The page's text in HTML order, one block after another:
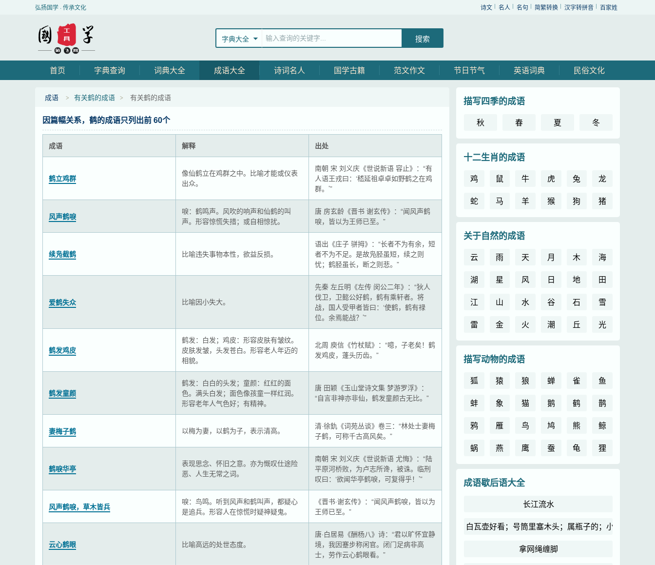
弘扬国学 · 传承文化 诗文 名人 名句 简繁转换 汉字转拼音 百家姓
字典大全
首页 字典查询 词典大全 成语大全 诗词名人 国学古籍 范文作文 节日节气 英语词典 民俗文化
成语 有关鹤的成语 有关鹤的成语
因篇幅关系，鹤的成语只列出前 60个
成语 解释 出处
鹤立鸡群
像仙鹤立在鸡群之中。比喻才能或仪表
出众。
南朝 宋 刘义庆《世说新语 容止》：“有
人语王戎曰：‘嵇延祖卓卓如野鹤之在鸡
群。’”
风声鹤唳
唳：鹤鸣声。风吹的响声和仙鹤的叫
声。形容惊慌失措；或自相惊扰。
唐 房玄龄《晋书 谢玄传》：“闻风声鹤
唳，皆以为王师已至。”
续凫截鹤 比喻违失事物本性，欲益反损。
语出《庄子 骈拇》：“长者不为有余，短
者不为不足。是故凫胫虽短，续之则
忧；鹤胫虽长，断之则悲。”
爱鹤失众 比喻因小失大。
先秦 左丘明《左传 闵公二年》：“狄人
伐卫，卫懿公好鹤，鹤有乘轩者。将
战，国人受甲者皆曰：‘使鹤，鹤有禄
位。余焉能战？’”
鹤发鸡皮
鹤发：白发；鸡皮：形容皮肤有皱纹。
皮肤发皱，头发苍白。形容老人年迈的
相貌。
北周 庾信《竹杖赋》：“噫，子老矣！鹤
发鸡皮，蓬头历齿。”
鹤发童颜
鹤发：白白的头发；童颜：红红的面
色。满头白发；面色像孩童一样红润。
形容老年人气色好；有精神。
唐 田颖《玉山堂诗文集 梦游罗浮》：
“自言非神亦非仙，鹤发童颜古无比。”
妻梅子鹤 以梅为妻，以鹤为子，表示清高。
清·徐釚《词苑丛谈》卷三：“林处士妻梅
子鹤，可称千古高风矣。”
鹤唳华亭
表现思念、怀旧之意。亦为慨叹仕途险
恶、人生无常之词。
南朝 宋 刘义庆《世说新语 尤悔》：“陆
平原河桥败，为卢志所谗，被诛。临刑
叹曰：‘欲闻华亭鹤唳，可复得乎！’”
风声鹤唳，草木皆兵
唳：鸟鸣。听到风声和鹤叫声，都疑心
是追兵。形容人在惊慌时疑神疑鬼。
《晋书·谢玄传》：“闻风声鹤唳，皆以为
王师已至。”
云心鹤眼 比喻高远的处世态度。
唐·白居易《酬杨八》诗：“君以旷怀宜静
境，我因蹇步称闲官。闭门足病非高
士，劳作云心鹤眼看。”
描写四季的成语
秋 春 夏 冬
十二生肖的成语
鸡 鼠 牛 虎 兔
龙
蛇
马 羊 猴 狗 猪
关于自然的成语
云 雨 天 月 木
海
湖
星 风 日 地
田
江
山 水 谷 石
雪
雷
金 火 潮 丘 光
描写动物的成语
狐 猿 狼 蝉 雀
鱼
蚌
象 猫 鹅 鹤
鹊
鸦
雁 鸟 鸠 熊
鲸
蜗
燕 鹰 蚕 龟 狸
成语歇后语大全
长江流水
白瓦壶好看；号筒里塞木头；属瓶子的；小和尚念经
拿网绳缠脚